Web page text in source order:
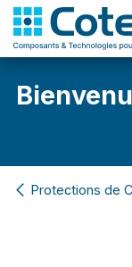
Protections de